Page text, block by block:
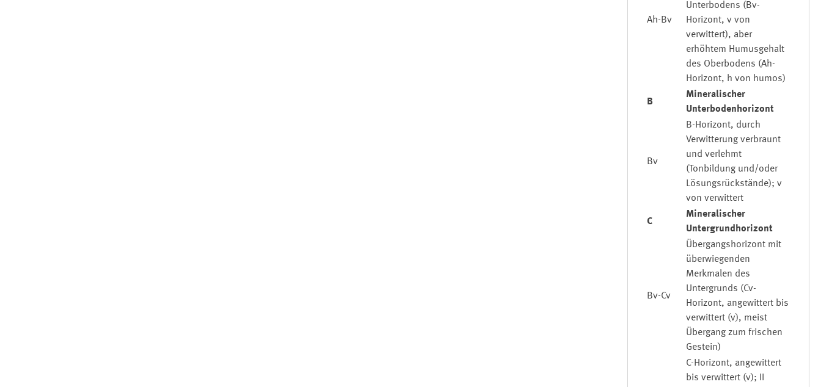
Ah-Bv
Unterbodens (Bv-
Horizont, v von
verwittert), aber
erhöhtem Humusgehalt
des Oberbodens (Ah-
Horizont, h von humos)
B
Mineralischer
Unterbodenhorizont
Bv
B-Horizont, durch
Verwitterung verbraunt
und verlehmt
(Tonbildung und/oder
Lösungsrückstände); v
von verwittert
C
Mineralischer
Untergrundhorizont
Bv-Cv
Übergangshorizont mit
überwiegenden
Merkmalen des
Untergrunds (Cv-
Horizont, angewittert bis
verwittert (v), meist
Übergang zum frischen
Gestein)
C-Horizont, angewittert
bis verwittert (v); II